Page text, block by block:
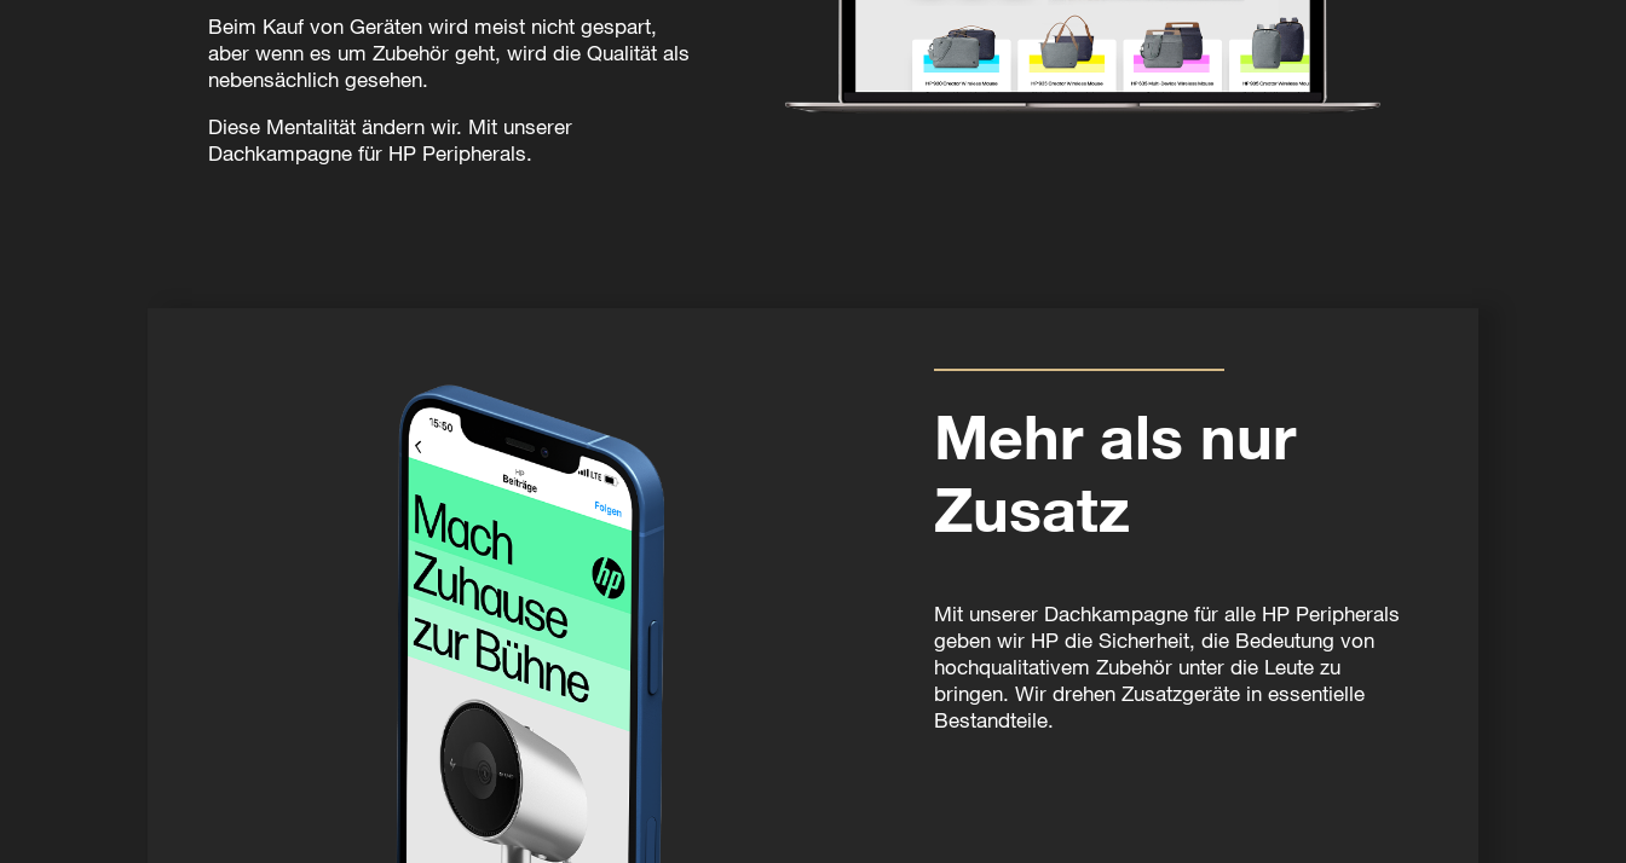
Beim Kauf von Geräten wird meist nicht gespart,
aber wenn es um Zubehör geht, wird die Qualität als
nebensächlich gesehen.
Diese Mentalität ändern wir. Mit unserer
Dachkampagne für HP Peripherals.
Mehr als nur
Zusatz
Mit unserer Dachkampagne für alle HP Peripherals
geben wir HP die Sicherheit, die Bedeutung von
hochqualitativem Zubehör unter die Leute zu
bringen. Wir drehen Zusatzgeräte in essentielle
Bestandteile.